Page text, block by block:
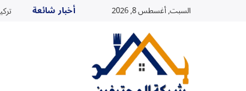
السبت, أغسطس 8, 2026 أخبار شائعة